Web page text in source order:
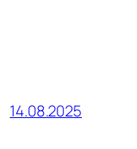
14.08.2025